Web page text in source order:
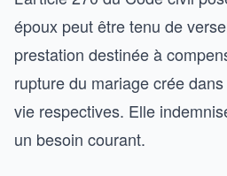
époux peut être tenu de
prestation destinée à
rupture du mariage crée
vie respectives. Elle
un besoin courant.